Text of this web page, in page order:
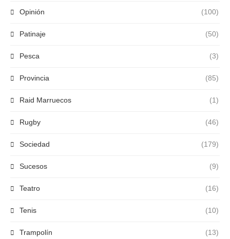
Opinión (100)
Patinaje (50)
Pesca (3)
Provincia (85)
Raid Marruecos (1)
Rugby (46)
Sociedad (179)
Sucesos (9)
Teatro (16)
Tenis (10)
Trampolín (13)